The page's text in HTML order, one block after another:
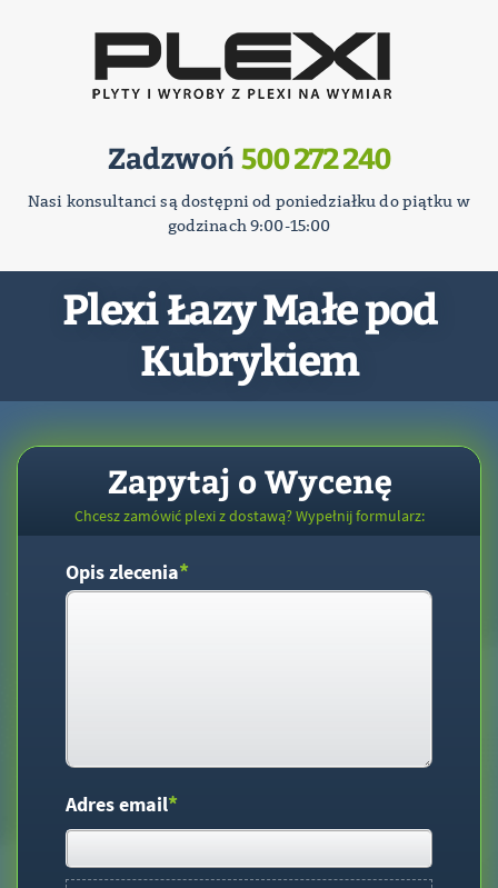
Zadzwoń 500 272 240
Nasi konsultanci są dostępni od poniedziałku do piątku w
godzinach 9:00-15:00
Plexi Łazy Małe pod
Kubrykiem
Zapytaj o Wycenę
Chcesz zamówić plexi z dostawą? Wypełnij formularz:
Opis zlecenia*
Adres email*